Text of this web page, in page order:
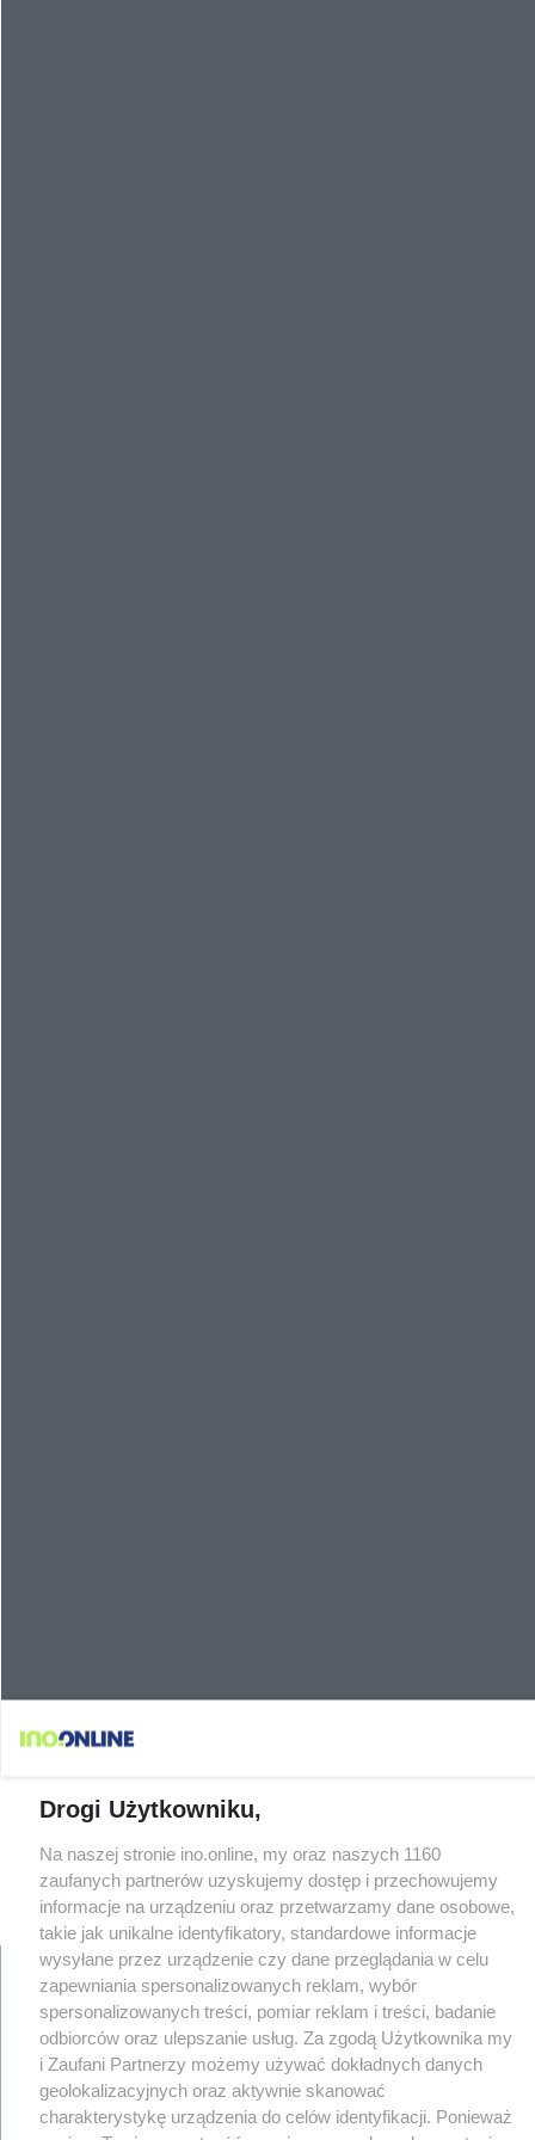
regulamin
reklama
redakcja
pliki cookies
prywatność
Drogi Użytkowniku,
Na naszej stronie ino.online, my oraz naszych 1160
zaufanych partnerów uzyskujemy dostęp i przechowujemy
informacje na urządzeniu oraz przetwarzamy dane osobowe,
takie jak unikalne identyfikatory, standardowe informacje
wysyłane przez urządzenie czy dane przeglądania w celu
zapewniania spersonalizowanych reklam, wybór
spersonalizowanych treści, pomiar reklam i treści, badanie
odbiorców oraz ulepszanie usług. Za zgodą Użytkownika my
i Zaufani Partnerzy możemy używać dokładnych danych
geolokalizacyjnych oraz aktywnie skanować
charakterystykę urządzenia do celów identyfikacji. Ponieważ